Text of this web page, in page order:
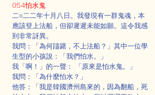
054怕水鬼
二○二二年十月八日。我發現有一群鬼魂，本
應該登上法船，但卻遲遲未能如願。這令我感
到非常訝異。
我問：「為何躊躇，不上法船？」其中一位學
生型的小孩說：「我們怕水。」
我「啊！」的一聲： 「原來是怕水鬼。」
我問：「為什麼怕水？」
他答：「我是韓國濟州島來的，因為翻船，死